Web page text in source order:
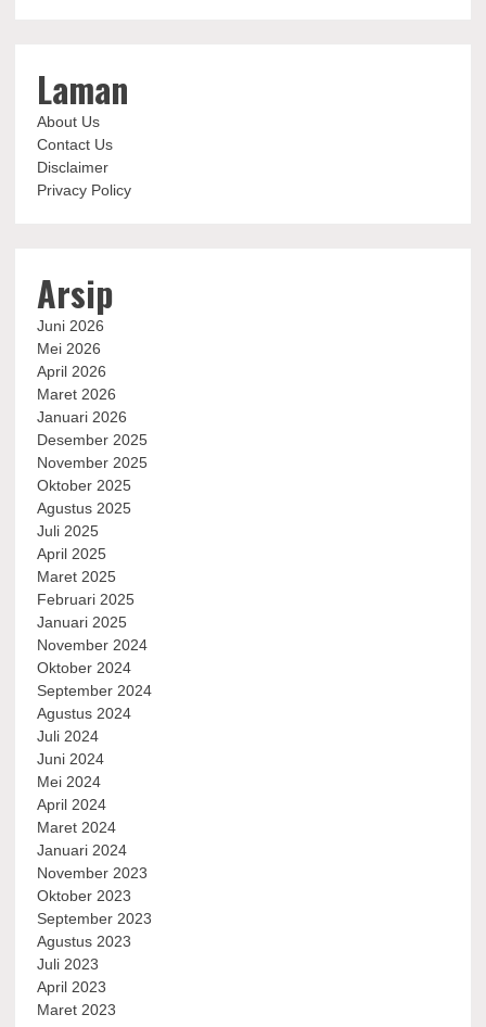
Laman
About Us
Contact Us
Disclaimer
Privacy Policy
Arsip
Juni 2026
Mei 2026
April 2026
Maret 2026
Januari 2026
Desember 2025
November 2025
Oktober 2025
Agustus 2025
Juli 2025
April 2025
Maret 2025
Februari 2025
Januari 2025
November 2024
Oktober 2024
September 2024
Agustus 2024
Juli 2024
Juni 2024
Mei 2024
April 2024
Maret 2024
Januari 2024
November 2023
Oktober 2023
September 2023
Agustus 2023
Juli 2023
April 2023
Maret 2023